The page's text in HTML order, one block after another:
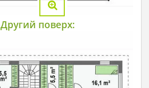
Другий поверх: